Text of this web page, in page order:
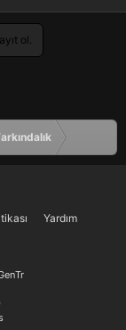
ol.
Yardım